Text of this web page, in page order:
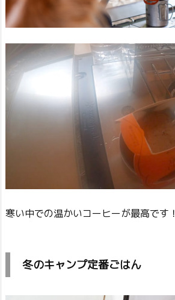
寒い中での温かいコーヒーが最高です！
冬のキャンプ定番ごはん